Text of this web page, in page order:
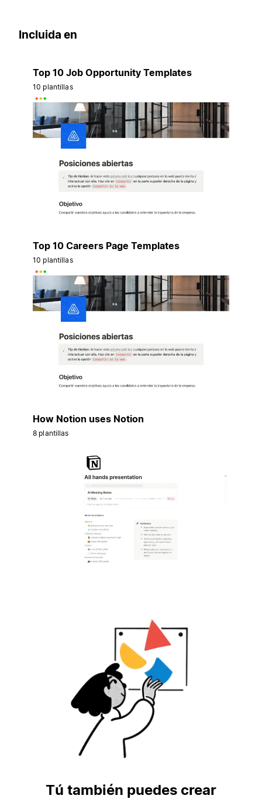
Incluida en
Top 10 Job Opportunity Templates
10 plantillas
Top 10 Careers Page Templates
10 plantillas
How Notion uses Notion
8 plantillas
Tú también puedes crear